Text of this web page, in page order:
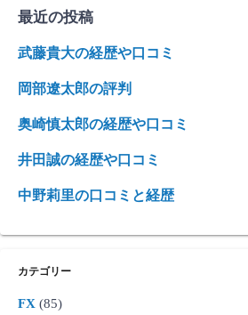
最近の投稿
武藤貴大の経歴や口コミ
岡部遼太郎の評判
奥崎慎太郎の経歴や口コミ
井田誠の経歴や口コミ
中野莉里の口コミと経歴
カテゴリー
FX (85)